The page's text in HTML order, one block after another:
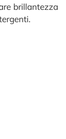
brillantezza